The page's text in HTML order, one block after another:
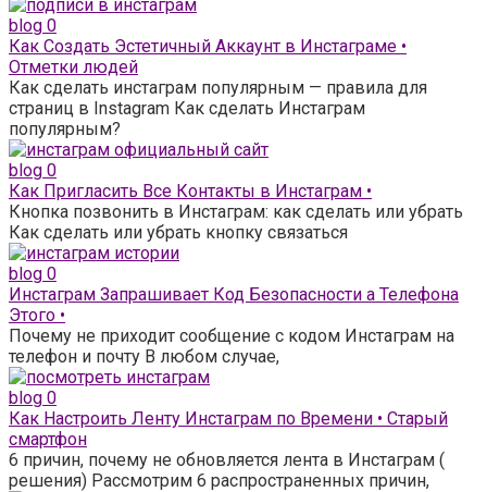
blog 0
Как Создать Эстетичный Аккаунт в Инстаграме •
Отметки людей
Как сделать инстаграм популярным — правила для
страниц в Instagram Как сделать Инстаграм
популярным?
blog 0
Как Пригласить Все Контакты в Инстаграм •
Кнопка позвонить в Инстаграм: как сделать или убрать
Как сделать или убрать кнопку связаться
blog 0
Инстаграм Запрашивает Код Безопасности а Телефона
Этого •
Почему не приходит сообщение с кодом Инстаграм на
телефон и почту В любом случае,
blog 0
Как Настроить Ленту Инстаграм по Времени • Старый
смартфон
6 причин, почему не обновляется лента в Инстаграм (
решения) Рассмотрим 6 распространенных причин,